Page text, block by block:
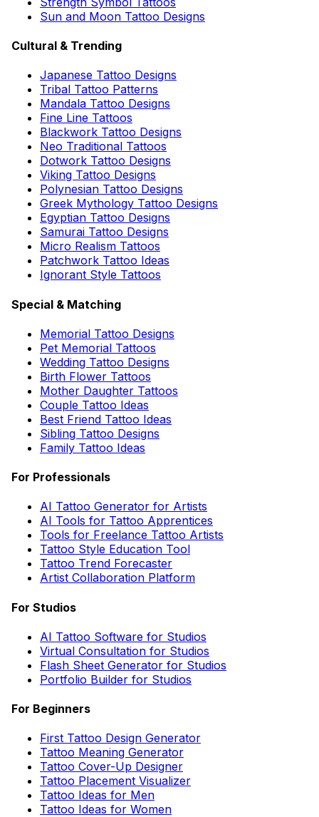
Sun and Moon Tattoo Designs
Cultural & Trending
Japanese Tattoo Designs
Tribal Tattoo Patterns
Mandala Tattoo Designs
Fine Line Tattoos
Blackwork Tattoo Designs
Neo Traditional Tattoos
Dotwork Tattoo Designs
Viking Tattoo Designs
Polynesian Tattoo Designs
Greek Mythology Tattoo Designs
Egyptian Tattoo Designs
Samurai Tattoo Designs
Micro Realism Tattoos
Patchwork Tattoo Ideas
Ignorant Style Tattoos
Special & Matching
Memorial Tattoo Designs
Pet Memorial Tattoos
Wedding Tattoo Designs
Birth Flower Tattoos
Mother Daughter Tattoos
Couple Tattoo Ideas
Best Friend Tattoo Ideas
Sibling Tattoo Designs
Family Tattoo Ideas
For Professionals
AI Tattoo Generator for Artists
AI Tools for Tattoo Apprentices
Tools for Freelance Tattoo Artists
Tattoo Style Education Tool
Tattoo Trend Forecaster
Artist Collaboration Platform
For Studios
AI Tattoo Software for Studios
Virtual Consultation for Studios
Flash Sheet Generator for Studios
Portfolio Builder for Studios
For Beginners
First Tattoo Design Generator
Tattoo Meaning Generator
Tattoo Cover-Up Designer
Tattoo Placement Visualizer
Tattoo Ideas for Men
Tattoo Ideas for Women